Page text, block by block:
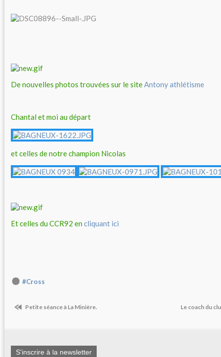
De nouvelles photos trouvées sur le siteAntony athlétisme
Chantal et moi au départ
et celles de notre champion Nicolas
Et celles du CCR92 encliquant ici
#Cross
Petite séance à La Minière. Le coach du
S'inscrire à la newsletter